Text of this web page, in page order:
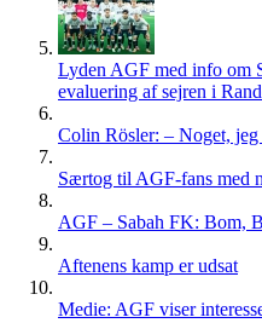
Lyden AGF med info om
evaluering af sejren i
Colin Rösler: – Noget,
Særtog til AGF-fans med
AGF – Sabah FK: Bom,
Aftenens kamp er udsat
Medie: AGF viser